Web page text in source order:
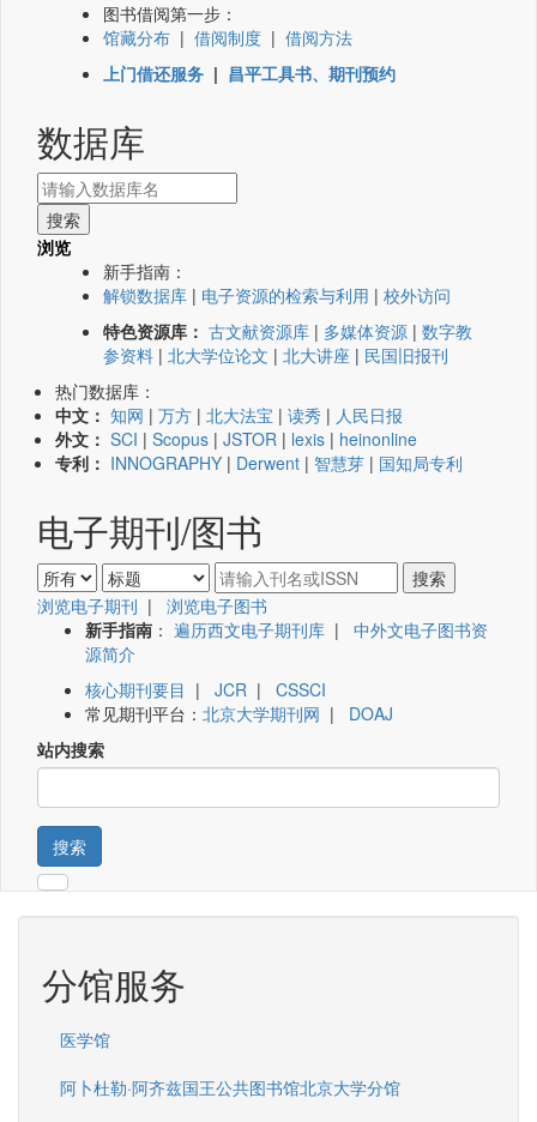
图书借阅第一步：
馆藏分布 | 借阅制度 | 借阅方法
上门借还服务 | 昌平工具书、期刊预约
数据库
浏览
新手指南：
解锁数据库 | 电子资源的检索与利用 | 校外访问
特色资源库： 古文献资源库 | 多媒体资源 | 数字教
参资料 | 北大学位论文 | 北大讲座 | 民国旧报刊
热门数据库：
中文： 知网 | 万方 | 北大法宝 | 读秀 | 人民日报
外文： SCI | Scopus | JSTOR | lexis | heinonline
专利： INNOGRAPHY | Derwent | 智慧芽 | 国知局专利
电子期刊/图书
浏览电子期刊 | 浏览电子图书
新手指南 ： 遍历西文电子期刊库 | 中外文电子图书资
源简介
核心期刊要目 | JCR | CSSCI
常见期刊平台： 北京大学期刊网 | DOAJ
站内搜索
搜索
分馆服务
医学馆
阿卜杜勒·阿齐兹国王公共图书馆北京大学分馆